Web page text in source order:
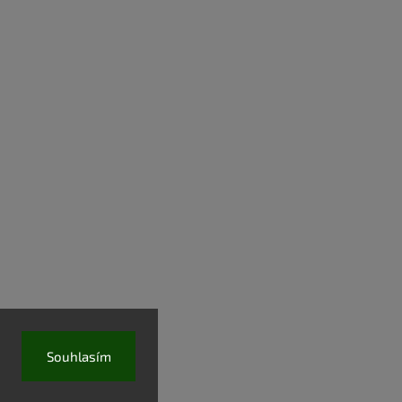
Souhlasím